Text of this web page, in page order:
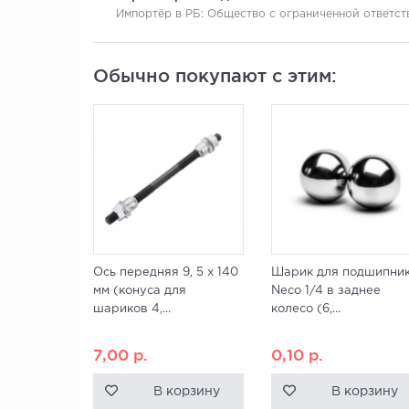
Импортёр в РБ: Общество с ограниченной
Обычно покупают с этим:
Ось передняя 9, 5 х 140
мм (конуса для
шариков 4,...
7,00 р.
В корзину
Шарик для
Neco 1/4 в заднее
колесо (6,...
0,10 р.
В корзину